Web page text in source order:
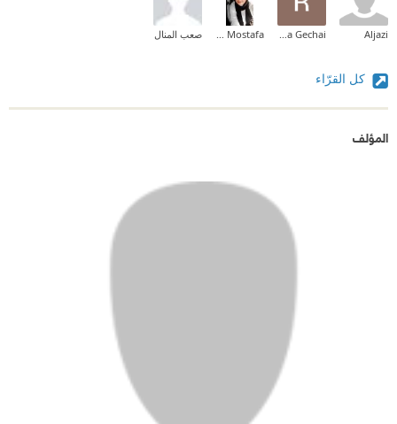
Aljazi
Raja Gechai
Lamis Mostafa صعب المنال
كل القرّاء
المؤلف